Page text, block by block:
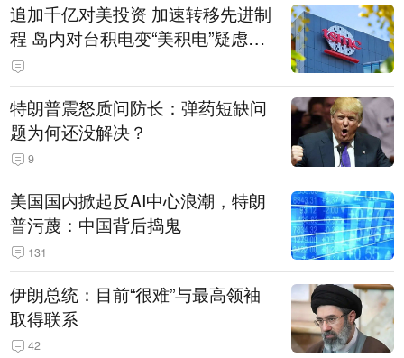
追加千亿对美投资 加速转移先进制
程 岛内对台积电变“美积电”疑虑担
忧加剧
特朗普震怒质问防长：弹药短缺问
题为何还没解决？
9
美国国内掀起反AI中心浪潮，特朗
普污蔑：中国背后捣鬼
131
伊朗总统：目前“很难”与最高领袖
取得联系
42